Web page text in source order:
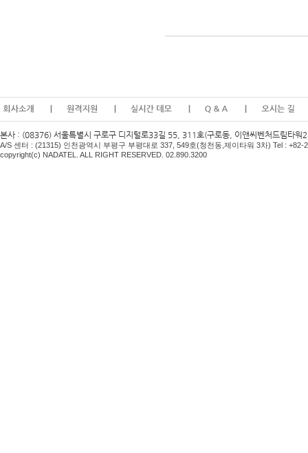
본사 : (08376) 서울특별시 구로구 디지털로33길 55, 311호(구로동, 이앤씨벤처드림타
A/S 센터 : (21315) 인천광역시 부평구 부평대로 337, 549호(청천동 제이타워 3차) Tel : +82-
copyright(c) NADATEL. ALL RIGHT RESERVED. 02.890.3200